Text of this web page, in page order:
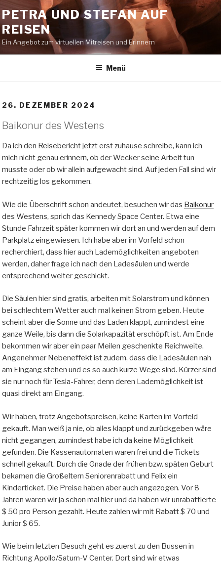
Inhalt
springen
PETRA UND STEFAN AUF
REISEN
Ein Angebot zum virtuellen Mitreisen und Erinnern
Menü
26. DEZEMBER 2024
Baikonur des Westens
Da ich den Reisebericht jetzt erst zuhause schreibe, kann ich
mich nicht genau erinnern, ob der Wecker seine Arbeit tun
musste oder ob wir allein aufgewacht sind. Auf jeden Fall sind wir
rechtzeitig los gekommen.
Wie die Überschrift schon andeutet, besuchen wir das Baikonur
des Westens, sprich das Kennedy Space Center. Etwa eine
Stunde Fahrzeit später kommen wir dort an und werden auf dem
Parkplatz eingewiesen. Ich habe aber im Vorfeld schon
recherchiert, dass hier auch Lademöglichkeiten angeboten
werden, daher frage ich nach den Ladesäulen und werde
entsprechend weiter geschickt.
Die Säulen hier sind gratis, arbeiten mit Solarstrom und können
bei schlechtem Wetter auch mal keinen Strom geben. Heute
scheint aber die Sonne und das Laden klappt, zumindest eine
ganze Weile, bis dann die Solarkapazität erschöpft ist. Am Ende
bekommen wir aber ein paar Meilen geschenkte Reichweite.
Angenehmer Nebeneffekt ist zudem, dass die Ladesäulen nah
am Eingang stehen und es so auch kurze Wege sind. Kürzer sind
sie nur noch für Tesla-Fahrer, denn deren Lademöglichkeit ist
quasi direkt am Eingang.
Wir haben, trotz Angebotspreisen, keine Karten im Vorfeld
gekauft. Man weiß ja nie, ob alles klappt und zurückgeben wäre
nicht gegangen, zumindest habe ich da keine Möglichkeit
gefunden. Die Kassenautomaten waren frei und die Tickets
schnell gekauft. Durch die Gnade der frühen bzw. späten Geburt
bekamen die Großeltern Seniorenrabatt und Felix ein
Kinderticket. Die Preise haben aber auch angezogen. Vor 8
Jahren waren wir ja schon mal hier und da haben wir unrabattierte
$ 50 pro Person gezahlt. Heute zahlen wir mit Rabatt $ 70 und
Junior $ 65.
Wie beim letzten Besuch geht es zuerst zu den Bussen in
Richtung Apollo/Saturn-V Center. Dort sind wir etwas